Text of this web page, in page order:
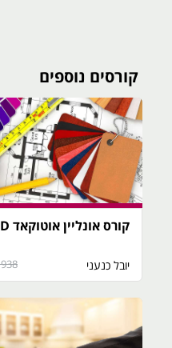
קורסים נוספים
קורס אונליין אוטוקאד AutoCAD
יובל כנעני 938 ₪